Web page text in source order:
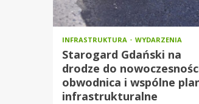
INFRASTRUKTURA WYDARZENIA
Starogard Gdański na
drodze do
obwodnica i wspólne
infrastrukturalne